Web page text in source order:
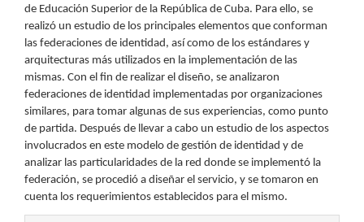
de Educación Superior de la República de Cuba. Para ello, se
realizó un estudio de los principales elementos que conforman
las federaciones de identidad, así como de los estándares y
arquitecturas más utilizados en la implementación de las
mismas. Con el fin de realizar el diseño, se analizaron
federaciones de identidad implementadas por organizaciones
similares, para tomar algunas de sus experiencias, como punto
de partida. Después de llevar a cabo un estudio de los aspectos
involucrados en este modelo de gestión de identidad y de
analizar las particularidades de la red donde se implementó la
federación, se procedió a diseñar el servicio, y se tomaron en
cuenta los requerimientos establecidos para el mismo.